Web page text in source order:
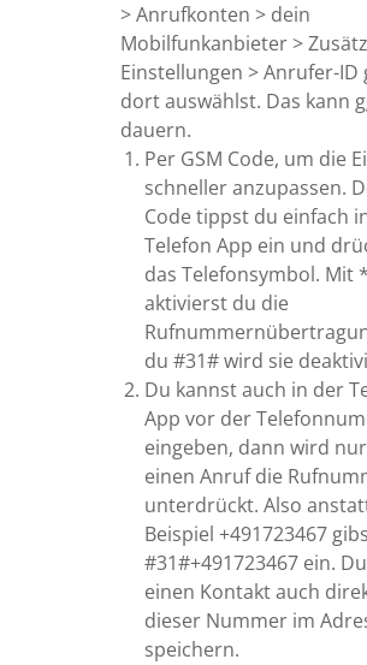
> Anrufkonten > dein
Mobilfunkanbieter >
Einstellungen > Anrufer-ID
dort auswählst. Das kann
dauern.
Per GSM Code, um die
schneller anzupassen.
Code tippst du einfach
Telefon App ein und
das Telefonsymbol. Mit
aktivierst du die
du #31# wird sie
Du kannst auch in der
App vor der
eingeben, dann wird
einen Anruf die
unterdrückt. Also
Beispiel +491723467
#31#+491723467 ein.
einen Kontakt auch
dieser Nummer im
speichern.